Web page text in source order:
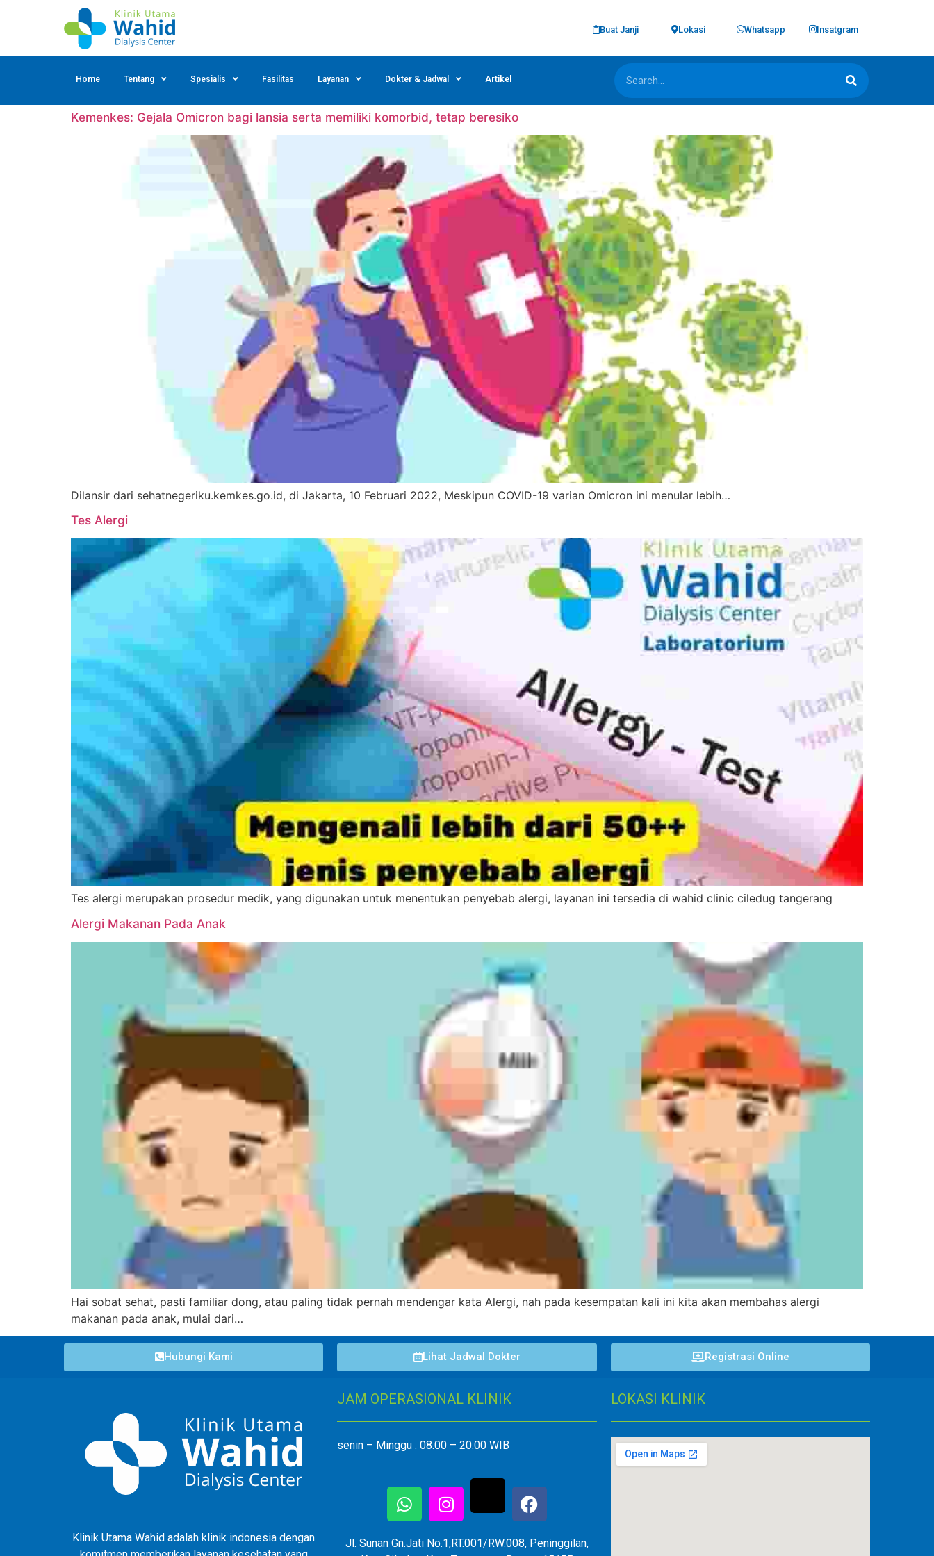
Buat Janji Lokasi Whatsapp Insatgram
Home Tentang Spesialis Fasilitas Layanan Dokter & Jadwal Artikel
Kemenkes: Gejala Omicron bagi lansia serta memiliki komorbid, tetap beresiko
Dilansir dari sehatnegeriku.kemkes.go.id, di Jakarta, 10 Februari 2022, Meskipun COVID-19 varian Omicron ini menular lebih…
Tes Alergi
Tes alergi merupakan prosedur medik, yang digunakan untuk menentukan penyebab alergi, layanan ini tersedia di wahid clinic ciledug tangerang
Alergi Makanan Pada Anak
Hai sobat sehat, pasti familiar dong, atau paling tidak pernah mendengar kata Alergi, nah pada kesempatan kali ini kita akan membahas alergi
makanan pada anak, mulai dari…
Hubungi Kami Lihat Jadwal Dokter Registrasi Online
Klinik Utama Wahid adalah klinik indonesia dengan
JAM OPERASIONAL KLINIK
senin – Minggu : 08.00 – 20.00 WIB
Jl. Sunan Gn.Jati No.1,RT.001/RW.008, Peninggilan,
LOKASI KLINIK